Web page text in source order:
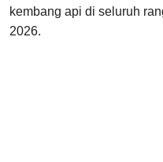
kembang api di seluruh
2026.